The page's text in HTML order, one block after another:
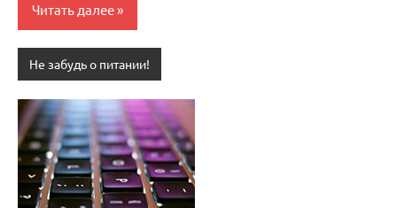
Читать далее
Не забудь о питании!